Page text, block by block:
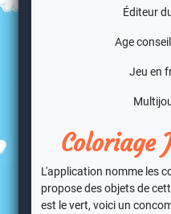
Éditeur
Age
Jeu en
Coloriage
L'application nomme les
propose des objets de
est le vert, voici un